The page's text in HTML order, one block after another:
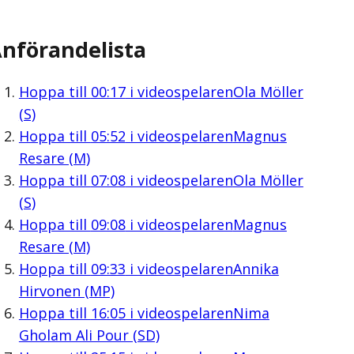
Hoppa till 00:17i videospelarenOla Möller
(S)
Hoppa till 05:52 i videospelarenMagnus
Resare (M)
Hoppa till 07:08i videospelarenOla Möller
(S)
Hoppa till 09:08i videospelarenMagnus
Resare (M)
Hoppa till 09:33 i videospelarenAnnika
Hirvonen (MP)
Hoppa till 16:05i videospelarenNima
Gholam Ali Pour (SD)